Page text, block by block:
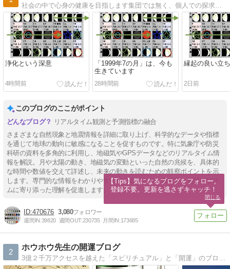
社会の中で心身の健康を目指します集団では無く、個人での探求を目指します
浄化という深意
4時間前
「1999年7の月」は、今も
生きています
28時間前
縁起の良い立
2日前
このブログのここがポイント
リアルタイム観測と予測指標の融合
さまざまな自然現象と地震情報を詳細に取り上げ、科学的なデータや指標
を通じて地球の動向に敏感になることを促すものです。特に気象庁や防災
科研の資料を多角的に利用し、地磁気やGPSデータなどのリアルタイム情
報を解説。月や太陽の動き、地磁気の変動といった自然の兆候を、具体的
な時間や数値を交えて詳述し、未来の動きを読むための観察ポイントを示
します。専門的な情報をわかりやすく伝えることで、自然界と地球のリズ
ムに寄り添った理解を促進します。
470676 3,080
週間IN:39820 週間OUT:230735 月間IN:173685
2
ホウホウ先生の開運ブログ
3億２千万アクセスを越えた「スピリチュアル」と「開運」のブログです。「幸せや開運を望む方」や「今のあなたの運気」をアップしたい方にお勧めです。
【Tips】気になるブログをフォロー。
登録不要。更新を逃さずキャッチ！
閉じる